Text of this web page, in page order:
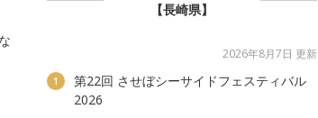
【長崎県】
2026年8月7日 更新
1
第22回 させぼシーサイドフェスティバル
2026